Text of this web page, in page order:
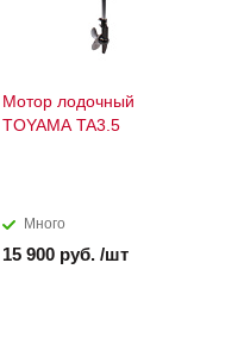
Мотор лодочный
TOYAMA TA3.5
Много
15 900 руб. /шт